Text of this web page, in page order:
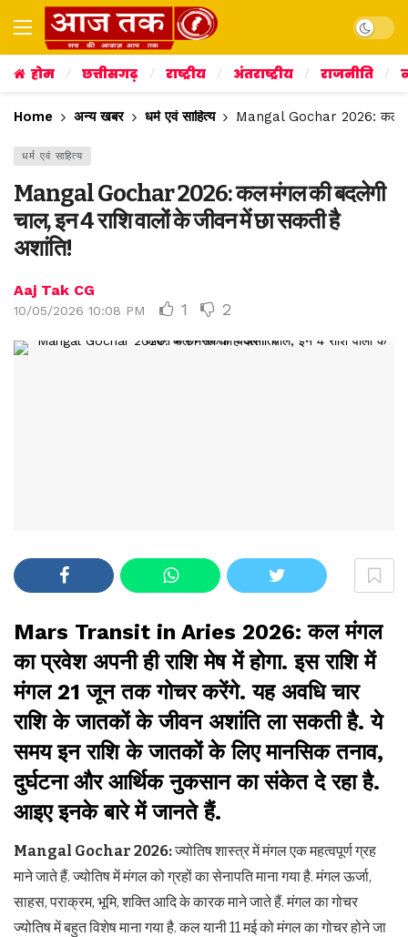
Dark
होम छत्तीसगढ़ राष्ट्रीय अंतराष्ट्रीय राजनीति
Home अन्य खबर धर्म एवं साहित्य Mangal Gochar 2026: कल
धर्म एवं साहित्य
Mangal Gochar 2026: कल मंगल की बदलेगी
चाल, इन 4 राशि वालों के जीवन में छा सकती है
अशांति!
Aaj Tak CG
10/05/2026 10:08 PM 1 2
Mars Transit in Aries 2026: कल मंगल
का प्रवेश अपनी ही राशि मेष में होगा. इस राशि में
मंगल 21 जून तक गोचर करेंगे. यह अवधि चार
राशि के जातकों के जीवन अशांति ला सकती है. ये
समय इन राशि के जातकों के लिए मानसिक तनाव,
दुर्घटना और आर्थिक नुकसान का संकेत दे रहा है.
आइए इनके बारे में जानते हैं.
Mangal Gochar 2026:ज्योतिष शास्त्र में मंगल एक महत्वपूर्ण ग्रह
माने जाते हैं. ज्योतिष में मंगल को ग्रहों का सेनापति माना गया है. मंगल ऊर्जा,
साहस, पराक्रम, भूमि, शक्ति आदि के कारक माने जाते हैं. मंगल का गोचर
ज्योतिष में बहुत विशेष माना गया है. कल यानी 11 मई को मंगल का गोचर होने जा